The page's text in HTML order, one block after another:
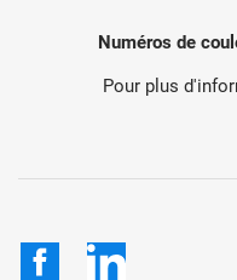
Numéros de
Pour plus
FacebookLinkedIn